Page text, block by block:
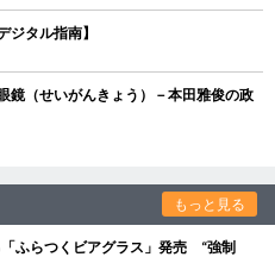
タル指南】
（せいがんきょう）－本田雅俊の政
もっと見る
ふらつくビアグラス」発売 “強制